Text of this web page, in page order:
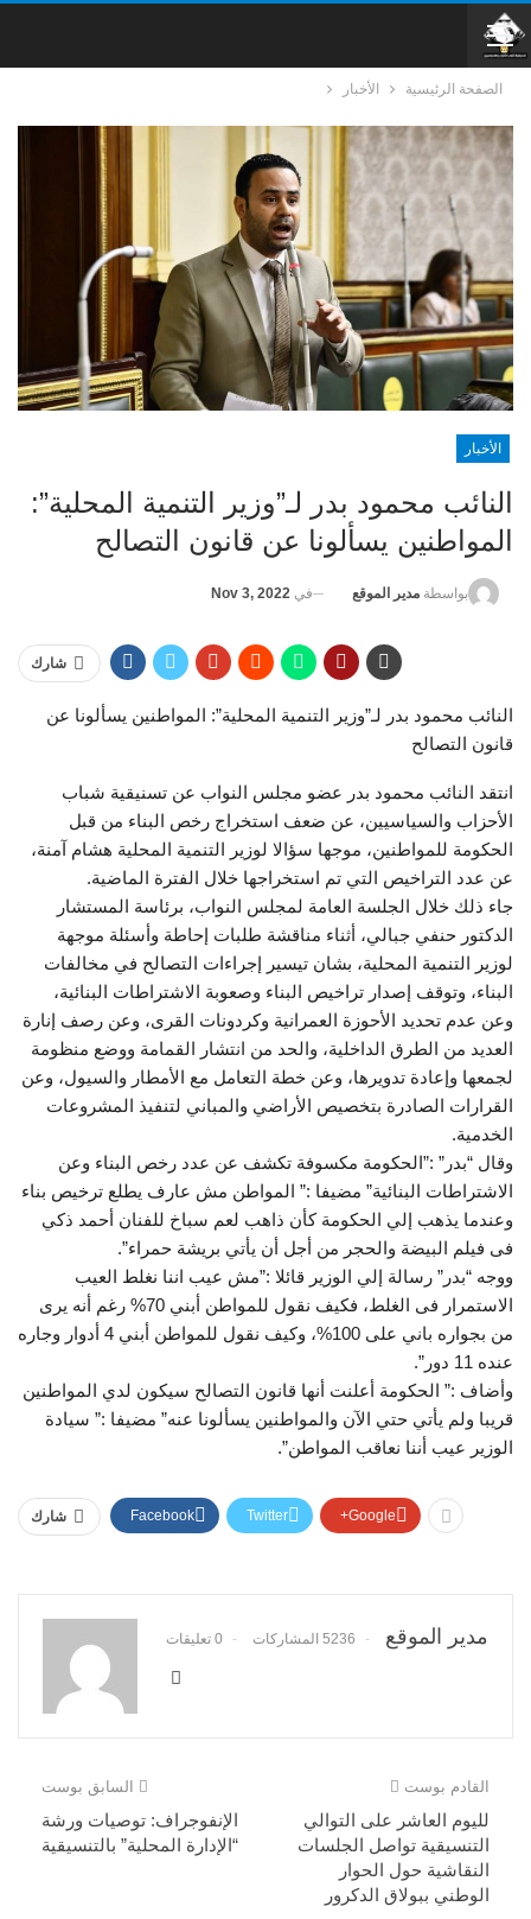
الصفحة الرئيسية الأخبار
الأخبار
النائب محمود بدر لـ”وزير التنمية المحلية”:
المواطنين يسألونا عن قانون التصالح
بواسطة مدير الموقع في Nov 3, 2022
شارك
النائب محمود بدر لـ”وزير التنمية المحلية”: المواطنين يسألونا عن
قانون التصالح
انتقد النائب محمود بدر عضو مجلس النواب عن تسنيقية شباب
الأحزاب والسياسيين، عن ضعف استخراج رخص البناء من قبل
الحكومة للمواطنين، موجها سؤالا لوزير التنمية المحلية هشام آمنة،
عن عدد التراخيص التي تم استخراجها خلال الفترة الماضية.
جاء ذلك خلال الجلسة العامة لمجلس النواب، برئاسة المستشار
الدكتور حنفي جبالي، أثناء مناقشة طلبات إحاطة وأسئلة موجهة
لوزير التنمية المحلية، بشان تيسير إجراءات التصالح في مخالفات
البناء، وتوقف إصدار تراخيص البناء وصعوبة الاشتراطات البنائية،
وعن عدم تحديد الأحوزة العمرانية وكردونات القرى، وعن رصف إنارة
العديد من الطرق الداخلية، والحد من انتشار القمامة ووضع منظومة
لجمعها وإعادة تدويرها، وعن خطة التعامل مع الأمطار والسيول، وعن
القرارات الصادرة بتخصيص الأراضي والمباني لتنفيذ المشروعات
الخدمية.
وقال “بدر” :”الحكومة مكسوفة تكشف عن عدد رخص البناء وعن
الاشتراطات البنائية” مضيفا :” المواطن مش عارف يطلع ترخيص بناء
وعندما يذهب إلي الحكومة كأن ذاهب لعم سباخ للفنان أحمد ذكي
فى فيلم البيضة والحجر من أجل أن يأتي بريشة حمراء”.
ووجه “بدر” رسالة إلي الوزير قائلا :”مش عيب اننا نغلط العيب
الاستمرار فى الغلط، فكيف نقول للمواطن أبني 70% رغم أنه يرى
من بجواره باني على 100%، وكيف نقول للمواطن أبني 4 أدوار وجاره
عنده 11 دور”.
وأضاف :” الحكومة أعلنت أنها قانون التصالح سيكون لدي المواطنين
قريبا ولم يأتي حتي الآن والمواطنين يسألونا عنه” مضيفا :” سيادة
الوزير عيب أننا نعاقب المواطن”.
شارك Facebook Twitter Google+
مدير الموقع 5236 المشاركات 0 تعليقات
السابق بوست
الإنفوجراف: توصيات ورشة
“الإدارة المحلية” بالتنسيقية
القادم بوست
لليوم العاشر على التوالي
التنسيقية تواصل الجلسات
النقاشية حول الحوار
الوطني ببولاق الدكرور